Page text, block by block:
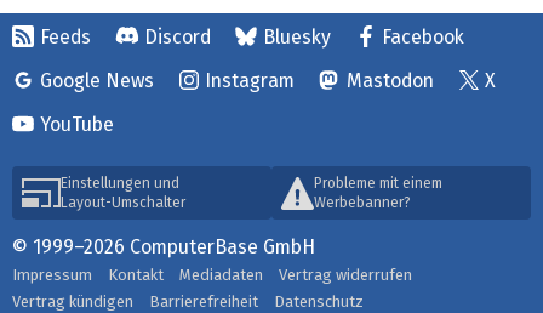
Feeds Discord Bluesky
Facebook
Google News
Instagram Mastodon
X
YouTube
Einstellungen und
Layout-Umschalter
Probleme mit einem
Werbebanner?
© 1999–2026 ComputerBase GmbH
Impressum Kontakt Mediadaten
Vertrag widerrufen
Vertrag kündigen
Barrierefreiheit Datenschutz